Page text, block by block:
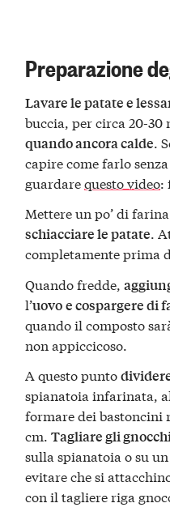
Preparazione
Lavare le patate e
buccia, per circa 20-
quando ancora calde .
capire come farlo
guardarequesto video:
Mettere un po’ di
schiacciare le patate.
completamente prima
Quando fredde,
l’uovoe cospargere di
quando il composto
non appiccicoso.
A questo punto
spianatoia infarinata,
formare dei bastoncini
cm.Tagliare gli
sulla spianatoia o su
evitare che si
con il tagliere riga